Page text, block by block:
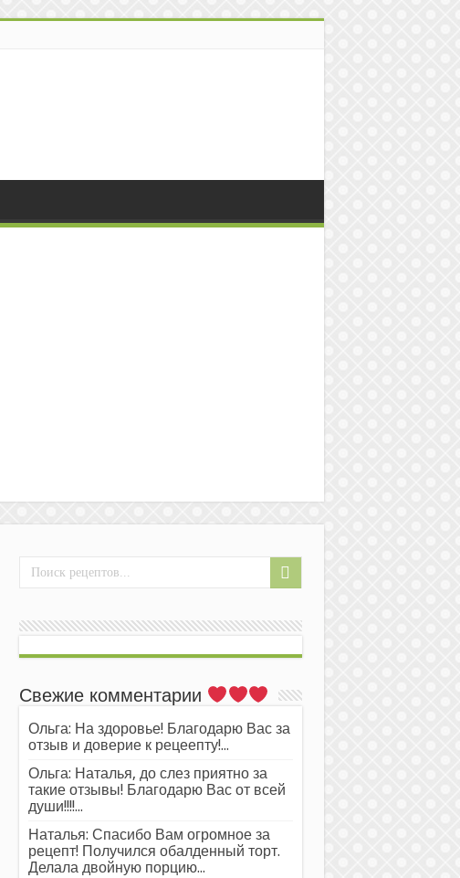
Свежие комментарии
Ольга: На здоровье! Благодарю Вас за
отзыв и доверие к рецеепту!...
Ольга: Наталья, до слез приятно за
такие отзывы! Благодарю Вас от всей
души!!!!...
Наталья: Спасибо Вам огромное за
рецепт! Получился обалденный торт.
Делала двойную порцию...